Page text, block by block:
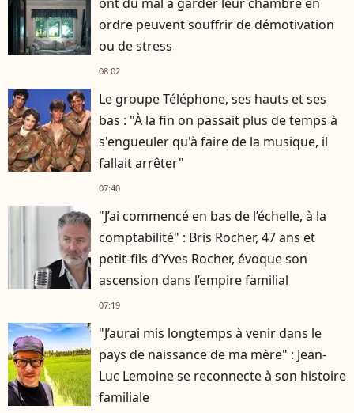
ordre peuvent souffrir de démotivation
ou de stress
08:02
Le groupe Téléphone, ses hauts et ses
bas : "À la fin on passait plus de temps à
s'engueuler qu'à faire de la musique, il
fallait arrêter"
07:40
"J’ai commencé en bas de l’échelle, à la
comptabilité" : Bris Rocher, 47 ans et
petit-fils d’Yves Rocher, évoque son
ascension dans l’empire familial
07:19
"J’aurai mis longtemps à venir dans le
pays de naissance de ma mère" : Jean-
Luc Lemoine se reconnecte à son histoire
familiale